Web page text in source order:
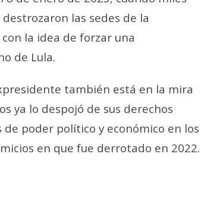
las sedes de la
la idea de forzar una
de Lula.
también está en la mira
ya lo despojó de sus derechos
poder político y económico en los
en que fue derrotado en 2022.